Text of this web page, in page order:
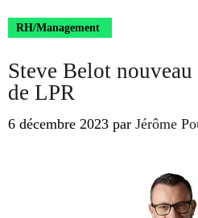
RH/Management
Steve Belot
de LPR
6 décembre 2023 par Jérôme